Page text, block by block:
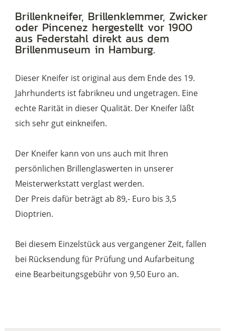
Brillenkneifer, Brillenklemmer, Zwicker
oder Pincenez hergestellt vor 1900
aus Federstahl direkt aus dem
Brillenmuseum in Hamburg.
Dieser Kneifer ist original aus dem Ende des 19.
Jahrhunderts ist fabrikneu und ungetragen. Eine
echte Rarität in dieser Qualität. Der Kneifer läßt
sich sehr gut einkneifen.
Der Kneifer kann von uns auch mit Ihren
persönlichen Brillenglaswerten in unserer
Meisterwerkstatt verglast werden.
Der Preis dafür beträgt ab 89,- Euro bis 3,5
Dioptrien.
Bei diesem Einzelstück aus vergangener Zeit, fallen
bei Rücksendung für Prüfung und Aufarbeitung
eine Bearbeitungsgebühr von 9,50 Euro an.